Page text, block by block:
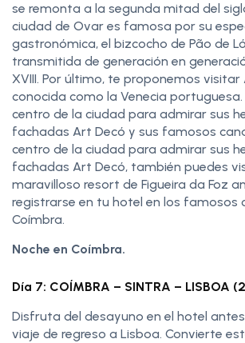
se remonta a la segunda mitad del
ciudad de Ovar es famosa por su
gastronómica, el bizcocho de Pão de
transmitida de generación en
XVIII. Por último, te proponemos visitar
conocida como la Venecia portuguesa.
centro de la ciudad para admirar sus
fachadas Art Decó y sus famosos
centro de la ciudad para admirar sus
fachadas Art Decó, también puedes
maravilloso resort de Figueira da Foz
registrarse en tu hotel en los famosos
Coímbra.
Noche en Coímbra.
Día 7: COÍMBRA – SINTRA – LISBOA
Disfruta del desayuno en el hotel
viaje de regreso a Lisboa. Convierte